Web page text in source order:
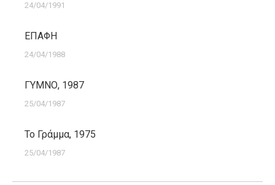
24/04/1991
ΕΠΑΦΗ
24/04/1988
ΓΥΜΝΟ, 1987
25/04/1987
Το Γράμμα, 1975
25/04/1987